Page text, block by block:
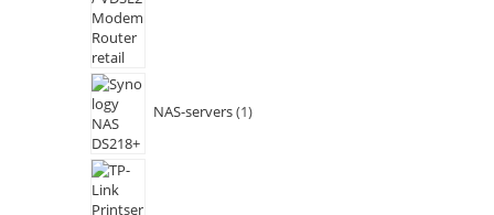
NAS-servers 1